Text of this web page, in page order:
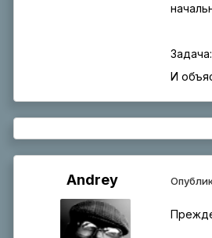
И
Andrey